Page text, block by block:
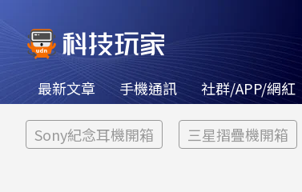
最新文章 手機通訊 社群/APP/網紅
Sony紀念耳機開箱 三星摺疊機開箱